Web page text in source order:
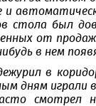
стола был
от
в нем
в
дням играли
смотрел